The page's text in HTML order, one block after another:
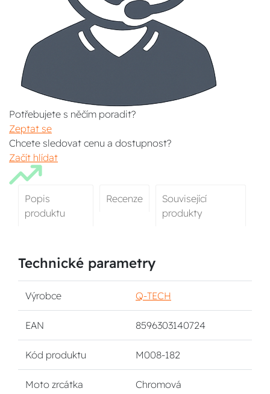
Potřebujete s něčím poradit?
Zeptat se
Chcete sledovat cenu a dostupnost?
Začít hlídat
Popis
produktu
Recenze
Související
produkty
Technické parametry
Výrobce Q-TECH
EAN 8596303140724
Kód produktu M008-182
Moto zrcátka Chromová